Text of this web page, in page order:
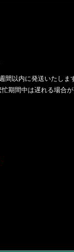
間以内に発送いたしま
期間中は遅れる場合